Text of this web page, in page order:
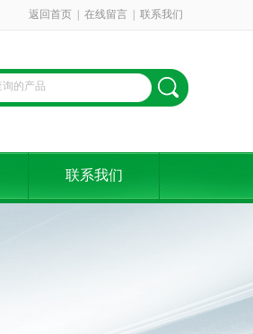
返回首页 在线留言 联系我们
联系我们